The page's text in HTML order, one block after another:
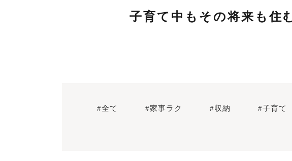
子育て中もその将来も住
#全て #家事ラク #収納 #子育て